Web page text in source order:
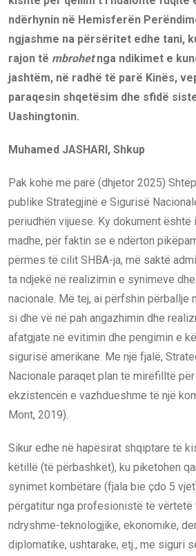
ndërhynin në Hemisferën
ngjashme na përsëritet edhe tani,
rajon të mbrohetnga ndikimet e
jashtëm, në radhë të parë Kinës,
paraqesin shqetësim dhe sfidë
Uashingtonin.
Muhamed JASHARI, Shkup
Pak kohë më parë (dhjetor 2025)
publike Strategjinë e Sigurisë
periudhën vijuese. Ky dokument është
madhe, për faktin se e ndërton
përmes të cilit SHBA-ja, më saktë
ta ndjekë në realizimin e synimeve
nacionale. Më tej, ai përfshin përballje
si dhe vë në pah angazhimin dhe
afatgjate në evitimin dhe pengimin e
sigurisë amerikane. Me një fjalë,
Nacionale paraqet plan të mirëfilltë
ekzistencën e vazhdueshme të një
Mont, 2019).
Sikur edhe në hapësirat shqiptare të
këtillë (të përbashkët), ku piketohen
synimet kombëtare (fjala bie çdo 5
përgatitur nga profesionistë të vërtetë
ndryshme-teknologjike, ekonomike,
diplomatike, ushtarake, etj., me siguri